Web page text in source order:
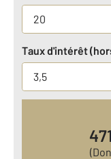
Taux d'intérêt